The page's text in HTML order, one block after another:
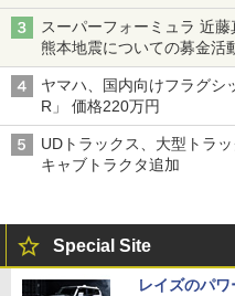
バス
スーパーフォーミュラ 近
熊本地震についての募金活
ヤマハ、国内向けフラグシ
R」 価格220万円
UDトラックス、大型トラ
キャブトラクタ追加
Special Site
レイズのパ